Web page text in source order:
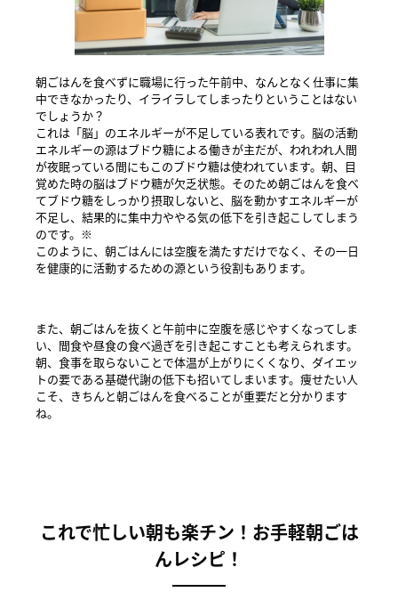
朝ごはんを食べずに職場に行った午前中、なんとなく仕事に集
中できなかったり、イライラしてしまったりということはない
でしょうか？
これは「脳」のエネルギーが不足している表れです。脳の活動
エネルギーの源はブドウ糖による働きが主だが、われわれ人間
が夜眠っている間にもこのブドウ糖は使われています。朝、目
覚めた時の脳はブドウ糖が欠乏状態。そのため朝ごはんを食べ
てブドウ糖をしっかり摂取しないと、脳を動かすエネルギーが
不足し、結果的に集中力ややる気の低下を引き起こしてしまう
のです。※
このように、朝ごはんには空腹を満たすだけでなく、その一日
を健康的に活動するための源という役割もあります。
また、朝ごはんを抜くと午前中に空腹を感じやすくなってしま
い、間食や昼食の食べ過ぎを引き起こすことも考えられます。
朝、食事を取らないことで体温が上がりにくくなり、ダイエッ
トの要である基礎代謝の低下も招いてしまいます。痩せたい人
こそ、きちんと朝ごはんを食べることが重要だと分かります
ね。
これで忙しい朝も楽チン！お手軽朝ごは
んレシピ！